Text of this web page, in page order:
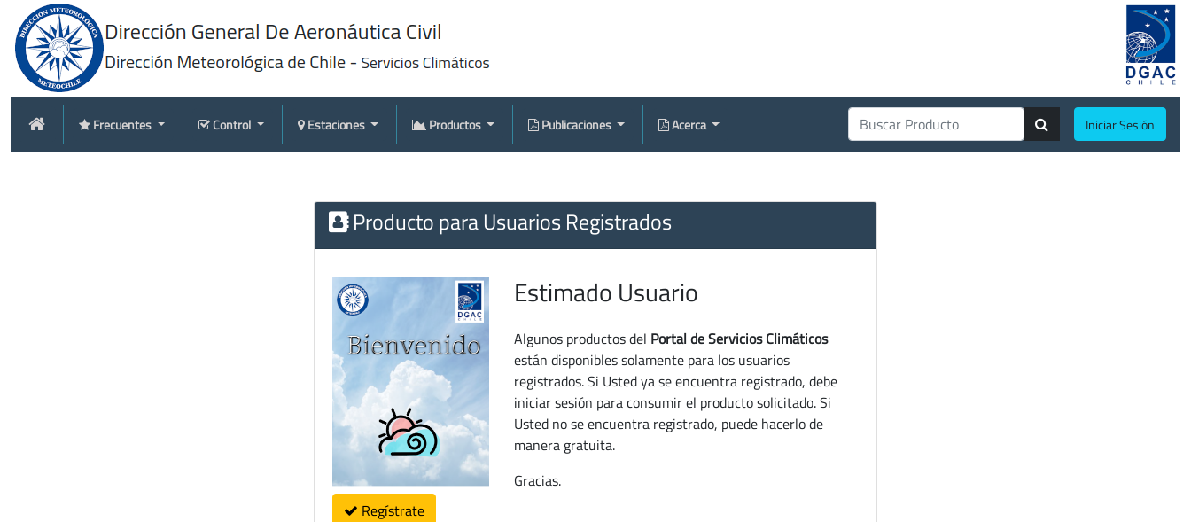
Frecuentes Control Estaciones Productos Publicaciones Acerca Iniciar Sesión
Producto para Usuarios Registrados
Regístrate
Estimado Usuario
Algunos productos del Portal de Servicios Climáticos
están disponibles solamente para los usuarios
registrados. Si Usted ya se encuentra registrado, debe
iniciar sesión para consumir el producto solicitado. Si
Usted no se encuentra registrado, puede hacerlo de
manera gratuita.
Gracias.